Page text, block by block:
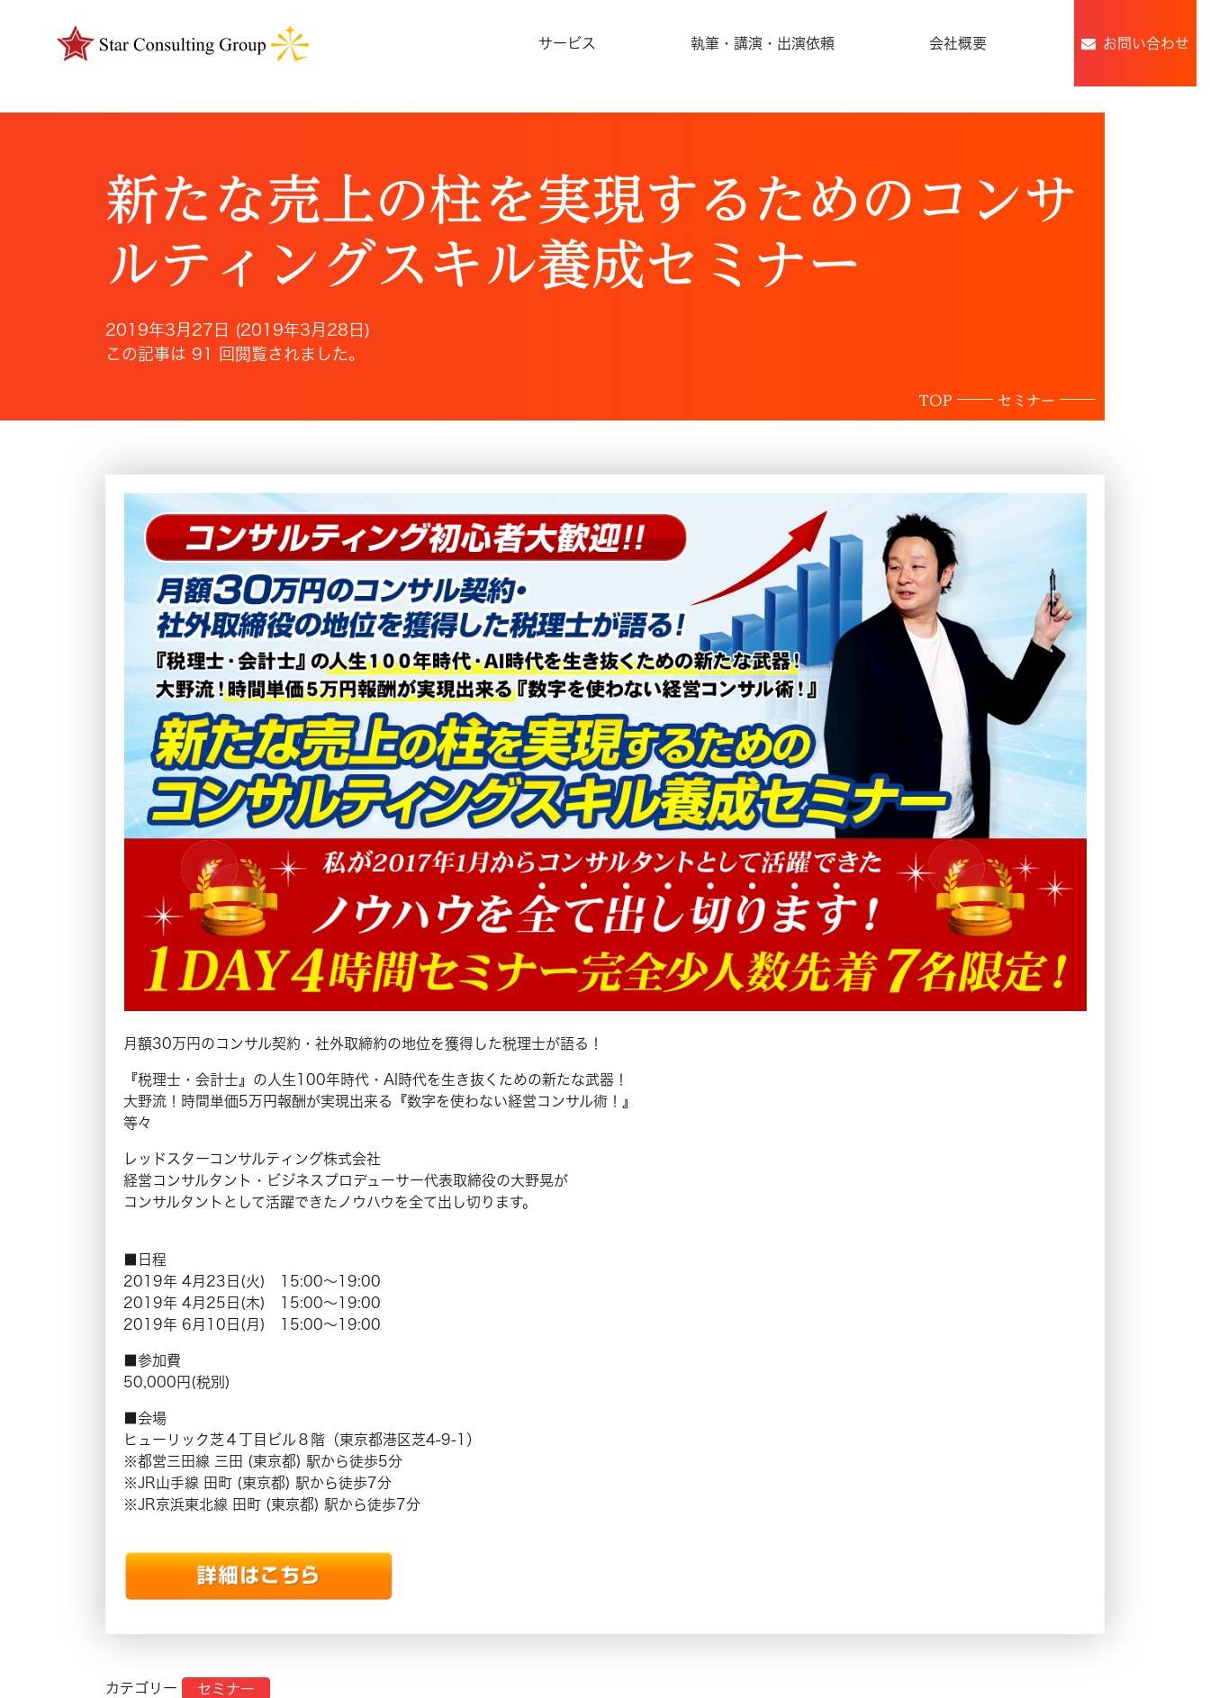
サービス 執筆・講演・出演依頼 会社概要 お問い合わせ
新たな売上の柱を実現するためのコンサ
ルティングスキル養成セミナー
2019年3月27日
(2019年3月28日)
この記事は 91 回閲覧されました。
TOP セミナー
月額30万円のコンサル契約・社外取締約の地位を獲得した税理士が語る！
『税理士・会計士』の人生100年時代・AI時代を生き抜くための新たな武器！
大野流！時間単価5万円報酬が実現出来る『数字を使わない経営コンサル術！』
等々
レッドスターコンサルティング株式会社
経営コンサルタント・ビジネスプロデューサー代表取締役の大野晃が
コンサルタントとして活躍できたノウハウを全て出し切ります。
■日程
2019年 4月23日(火) 15:00〜19:00
2019年 4月25日(木) 15:00〜19:00
2019年 6月10日(月) 15:00〜19:00
■参加費
50,000円(税別)
■会場
ヒューリック芝４丁目ビル８階（東京都港区芝4-9-1）
※都営三田線 三田 (東京都) 駅から徒歩5分
※JR山手線 田町 (東京都) 駅から徒歩7分
※JR京浜東北線 田町 (東京都) 駅から徒歩7分
カテゴリー セミナー